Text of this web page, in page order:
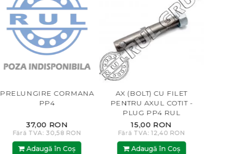
PRELUNGIRE CORMANA
PP4
37,00 RON
Fără TVA: 30,58 RON
Adaugă în Coş
AX (BOLT) CU FILET
PENTRU AXUL COTIT -
PLUG PP4 RUL
15,00 RON
Fără TVA: 12,40 RON
Adaugă în Coş